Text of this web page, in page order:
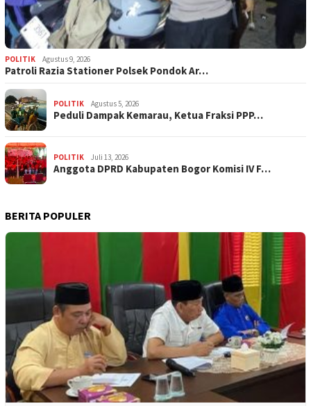
POLITIK Agustus 9, 2026
Patroli Razia Stationer Polsek Pondok Ar…
POLITIK Agustus 5, 2026
‎Peduli Dampak Kemarau, Ketua Fraksi PPP…
POLITIK Juli 13, 2026
Anggota DPRD Kabupaten Bogor Komisi IV F…
BERITA POPULER